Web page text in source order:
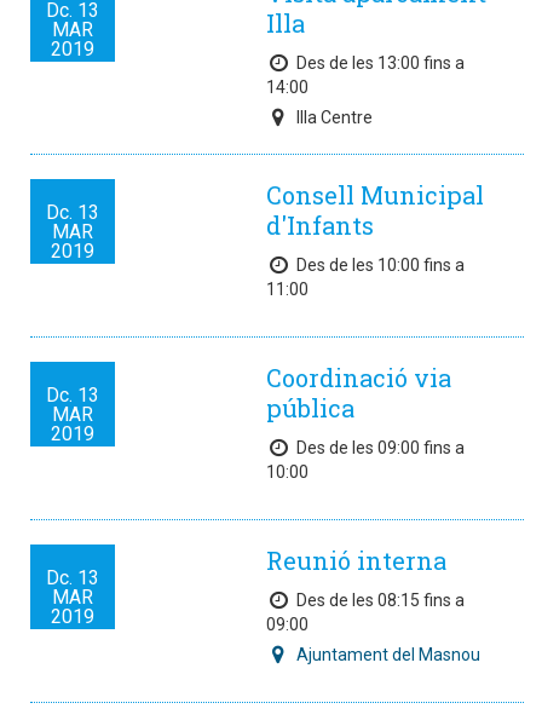
Dc. 13
MAR
2019
Illa
Des de les 13:00 fins a
14:00
Illa Centre
Dc. 13
MAR
2019
Consell Municipal
d'Infants
Des de les 10:00 fins a
11:00
Dc. 13
MAR
2019
Coordinació via
pública
Des de les 09:00 fins a
10:00
Dc. 13
MAR
2019
Reunió interna
Des de les 08:15 fins a
09:00
Ajuntament del Masnou